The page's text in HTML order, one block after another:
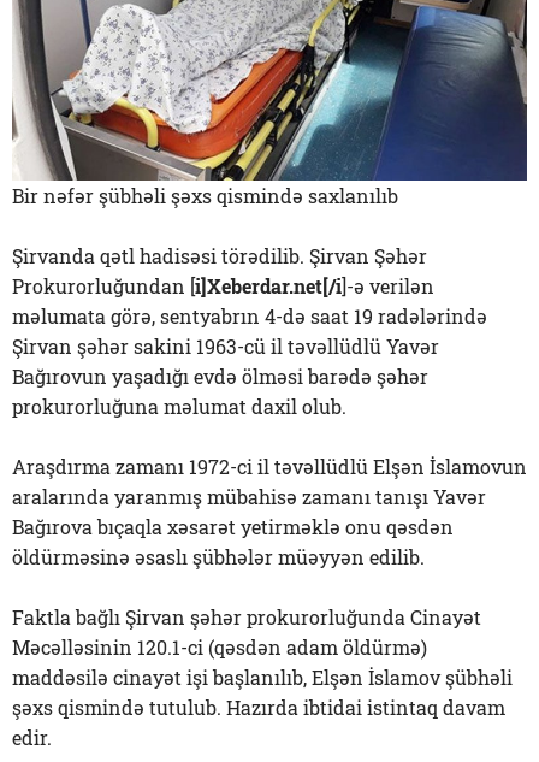
Bir nəfər şübhəli şəxs qismində saxlanılıb
Şirvanda qətl hadisəsi törədilib. Şirvan Şəhər
Prokurorluğundan [i]Xeberdar.net[/i]-ə verilən
məlumata görə, sentyabrın 4-də saat 19 radələrində
Şirvan şəhər sakini 1963-cü il təvəllüdlü Yavər
Bağırovun yaşadığı evdə ölməsi barədə şəhər
prokurorluğuna məlumat daxil olub.
Araşdırma zamanı 1972-ci il təvəllüdlü Elşən İslamovun
aralarında yaranmış mübahisə zamanı tanışı Yavər
Bağırova bıçaqla xəsarət yetirməklə onu qəsdən
öldürməsinə əsaslı şübhələr müəyyən edilib.
Faktla bağlı Şirvan şəhər prokurorluğunda Cinayət
Məcəlləsinin 120.1-ci (qəsdən adam öldürmə)
maddəsilə cinayət işi başlanılıb, Elşən İslamov şübhəli
şəxs qismində tutulub. Hazırda ibtidai istintaq davam
edir.